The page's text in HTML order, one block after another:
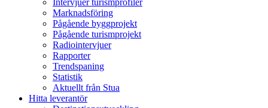
Intervjuer turismprofiler
Marknadsföring
Pågående byggprojekt
Pågående turismprojekt
Radiointervjuer
Rapporter
Trendspaning
Statistik
Aktuellt från Stua
Hitta leverantör